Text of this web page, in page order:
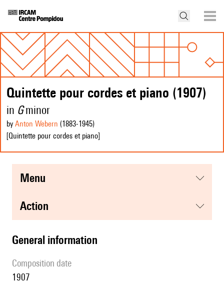
Quintette pour cordes et piano (1907)
in Gminor
by Anton Webern (1883-1945)
[Quintette pour cordes et piano]
menu
action
general information
composition date
1907